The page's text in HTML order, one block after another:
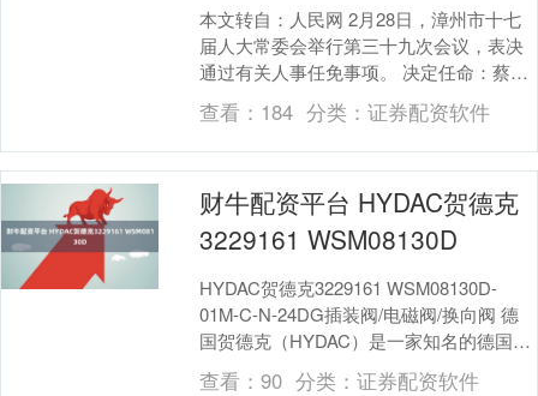
本文转自：人民网 2月28日，漳州市十七
届人大常委会举行第三十九次会议，表决
通过有关人事任免事项。 决定任命：蔡艺
武为漳州市水利局局长。 蔡艺武，男，汉
族，19....
查看： 184 分类： 证券配资软件
财牛配资平台 HYDAC贺德克
3229161 WSM08130D
HYDAC贺德克3229161 WSM08130D-
01M-C-N-24DG插装阀/电磁阀/换向阀 德
国贺德克（HYDAC）是一家知名的德国液
压及气动产品制造商....
查看：90 分类： 证券配资软件